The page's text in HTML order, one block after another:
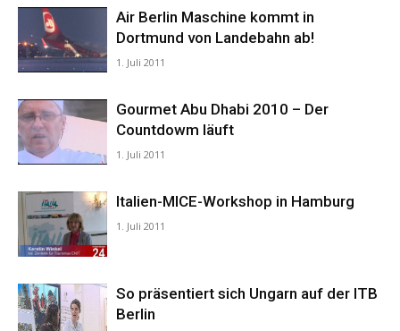
Reiseempfehlungen.
Air Berlin Maschine kommt in
Dortmund von Landebahn ab!
1. Juli 2011
Gourmet Abu Dhabi 2010 – Der
Countdowm läuft
1. Juli 2011
Italien-MICE-Workshop in Hamburg
1. Juli 2011
So präsentiert sich Ungarn auf der ITB
Berlin